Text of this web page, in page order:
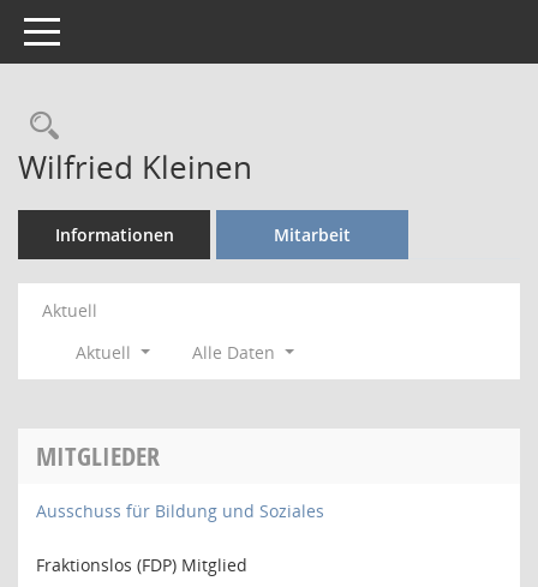
Toggle navigation
Rechercheauswahl
Wilfried Kleinen
Informationen Mitarbeit
Aktuell
Aktuell
Alle Daten
MITGLIEDER
Ausschuss für Bildung und Soziales
Fraktionslos (FDP) Mitglied